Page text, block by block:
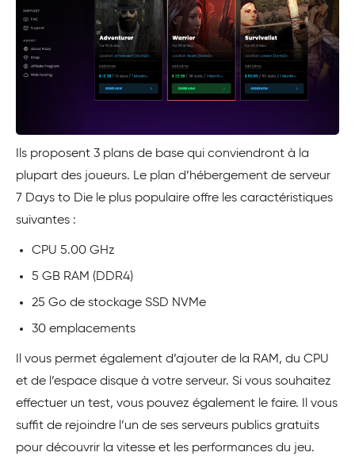
Ils proposent 3 plans de base qui conviendront à la
plupart des joueurs. Le plan d’hébergement de serveur
7 Days to Die le plus populaire offre les caractéristiques
suivantes :
CPU 5.00 GHz
5 GB RAM (DDR4)
25 Go de stockage SSD NVMe
30 emplacements
Il vous permet également d’ajouter de la RAM, du CPU
et de l’espace disque à votre serveur. Si vous souhaitez
effectuer un test, vous pouvez également le faire. Il vous
suffit de rejoindre l’un de ses serveurs publics gratuits
pour découvrir la vitesse et les performances du jeu.